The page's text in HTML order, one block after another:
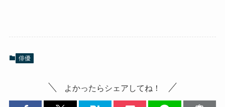
俳優
よかったらシェアしてね！